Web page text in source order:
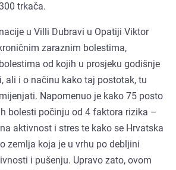
trkača.
u Villi Dubravi u Opatiji Viktor
zaraznim bolestima,
od kojih u prosjeku godišnje
ali i o načinu kako taj postotak, tu
Napomenuo je kako 75 posto
bolesti počinju od 4 faktora rizika –
aktivnost i stres te kako se Hrvatska
zemlja koja je u vrhu po debljini
i pušenju. Upravo zato, ovom